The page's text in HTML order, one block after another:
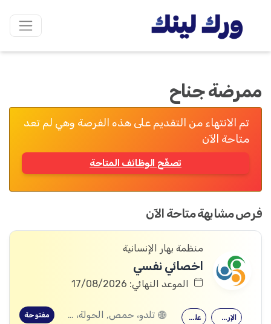
ممرضة جناح
تم الانتهاء من التقديم على هذه الفرصة وهي لم تعد
متاحة الآن
تصفّح الوظائف المتاحة
فرص مشابهة متاحة الآن
منظمة بهار الإنسانية
اخصائي نفسي
الموعد النهائي: 17/08/2026
علم النفس الإرشاد النفسي تلدو، حمص, الحولة، حمص مفتوحة